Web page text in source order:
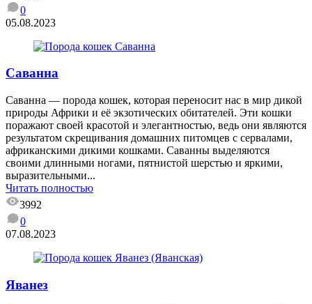
0
05.08.2023
Саванна
Саванна — порода кошек, которая переносит нас в мир дикой
природы Африки и её экзотических обитателей. Эти кошки
поражают своей красотой и элегантностью, ведь они являются
результатом скрещивания домашних питомцев с сервалами,
африканскими дикими кошками. Саванны выделяются
своими длинными ногами, пятнистой шерстью и яркими,
выразительными...
Читать полностью
3992
0
07.08.2023
Яванез